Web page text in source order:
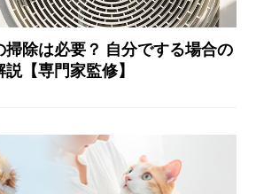
掃除は必要？ 自分でする場合の
【専門家監修】